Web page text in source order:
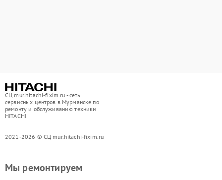
СЦ mur.hitachi-fixim.ru - сеть
сервисных центров в Мурманске по
ремонту и обслуживанию техники
HITACHI
2021-2026 © СЦ mur.hitachi-fixim.ru
Мы ремонтируем